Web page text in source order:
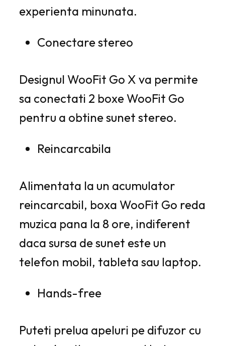
experienta minunata.
Conectare stereo
Designul WooFit Go X va permite
sa conectati 2 boxe WooFit Go
pentru a obtine sunet stereo.
Reincarcabila
Alimentata la un acumulator
reincarcabil, boxa WooFit Go reda
muzica pana la 8 ore, indiferent
daca sursa de sunet este un
telefon mobil, tableta sau laptop.
Hands-free
Puteti prelua apeluri pe difuzor cu